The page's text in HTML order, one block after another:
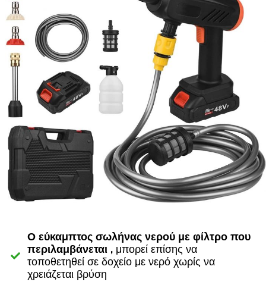
Ο εύκαμπτος σωλήνας νερού με φίλτρο που
περιλαμβάνεται , μπορεί επίσης να
τοποθετηθεί σε δοχείο με νερό χωρίς να
χρειάζεται βρύση